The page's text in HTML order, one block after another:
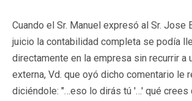
Cuando el Sr. Manuel expresó al Sr. Jose
juicio la contabilidad completa se podía
directamente en la empresa sin recurrir a
externa, Vd. que oyó dicho comentario le
diciéndole: "…eso lo dirás tú '…' qué crees